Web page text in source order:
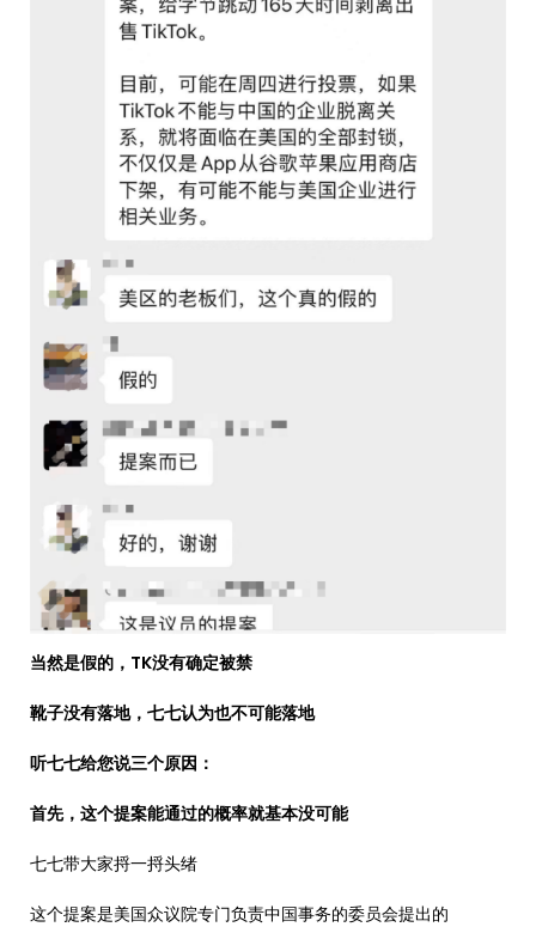
当然是假的，TK没有确定被禁
靴子没有落地，七七认为也不可能落地
听七七给您说三个原因：
首先，这个提案能通过的概率就基本没可能
七七带大家捋一捋头绪
这个提案是美国众议院专门负责中国事务的委员会提出的